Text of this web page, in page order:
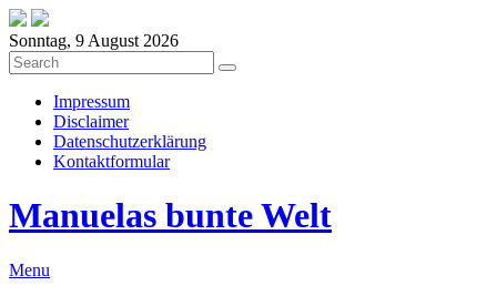
Sonntag, 9 August 2026
Impressum
Disclaimer
Datenschutzerklärung
Kontaktformular
Manuelas bunte Welt
Menu